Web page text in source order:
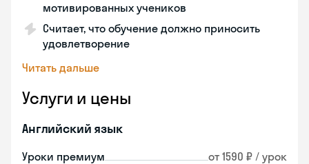
мотивированных учеников
Считает, что обучение должно приносить
удовлетворение
Читать дальше
Услуги и цены
Английский язык
Уроки премиум от 1590 ₽ / урок